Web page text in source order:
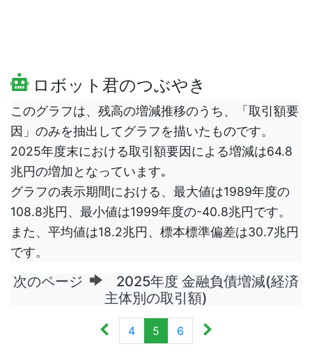
ロボット君のつぶやき
このグラフは、残高の増減推移のうち、「取引額要
因」のみを抽出してグラフを描いたものです。
2025年度末における取引額要因による増減は64.8
兆円の増加となっています｡
グラフの表示期間における、最大値は1989年度の
108.8兆円、最小値は1999年度の-40.8兆円です。
また、平均値は18.2兆円、標本標準偏差は30.7兆円
です。
次のページ
2025年度 金融負債増減(経済
主体別の取引額)
4 5 6